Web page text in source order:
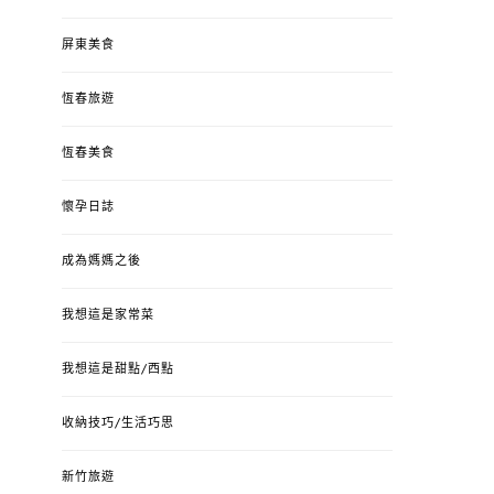
屏東美食
恆春旅遊
恆春美食
懷孕日誌
成為媽媽之後
我想這是家常菜
我想這是甜點/西點
收納技巧/生活巧思
新竹旅遊